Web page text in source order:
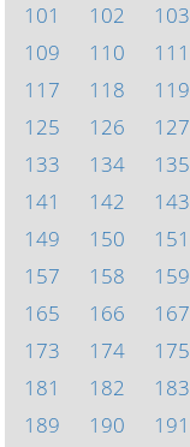
101
102 103
109
110 111
117
118 119
125
126 127
133
134 135
141
142 143
149
150 151
157
158 159
165
166 167
173
174 175
181
182 183
189
190 191